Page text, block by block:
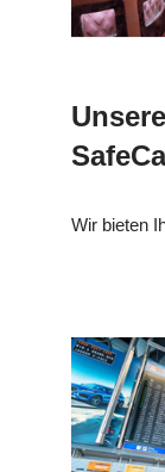
Wir bieten